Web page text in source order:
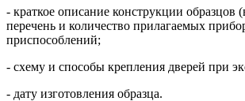
- краткое описание конструкции образцов
перечень и количество прилагаемых
приспособлений;
- схему и способы крепления дверей при
- дату изготовления образца.